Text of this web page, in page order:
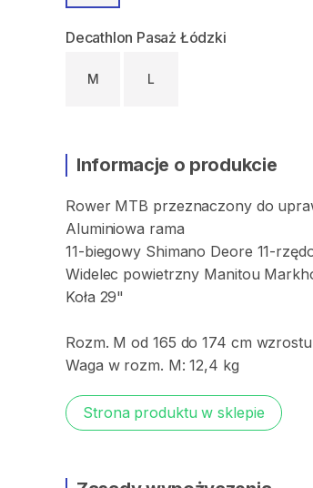
Decathlon Pasaż Łódzki
M L
Informacje o produkcie
Rower MTB przeznaczony do
Aluminiowa rama
11-biegowy Shimano Deore 11-
Widelec powietrzny Manitou
Koła 29"
Rozm. M od 165 do 174 cm wzrostu
Waga w rozm. M: 12​​​,​​​4 kg
Strona produktu w sklepie